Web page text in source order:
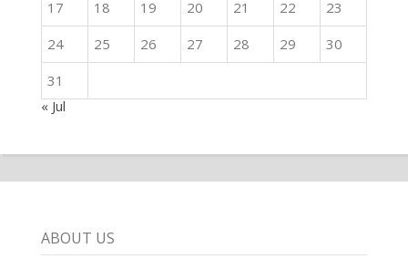
17
18 19 20 21 22
23
24
25 26 27 28 29
30
31
« Jul
ABOUT US